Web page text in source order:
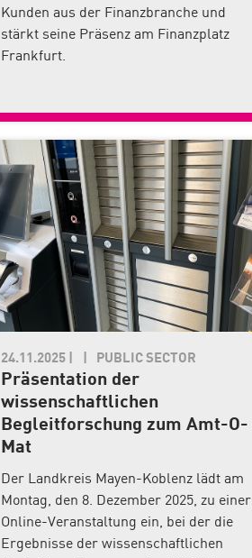
Kunden aus der Finanzbranche und
stärkt seine Präsenz am Finanzplatz
Frankfurt.
24.11.2025| PUBLIC SECTOR
Präsentation der
wissenschaftlichen
Begleitforschung zum Amt-O-
Mat
Der Landkreis Mayen-Koblenz lädt am
Montag, den 8. Dezember 2025, zu einer
Online-Veranstaltung ein, bei der die
Ergebnisse der wissenschaftlichen